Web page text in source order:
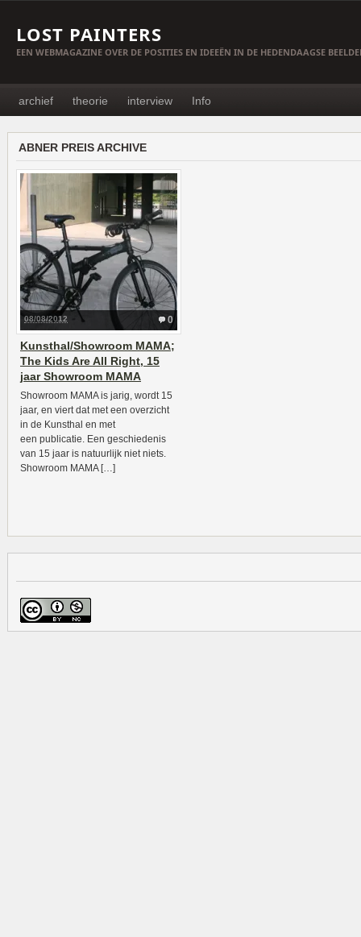
LOST PAINTERS
EEN WEBMAGAZINE OVER DE POSITIES EN IDEEËN IN DE HEDENDAAGSE
archief theorie interview Info
ABNER PREIS ARCHIVE
0
08/08/2012
Kunsthal/Showroom MAMA;
The Kids Are All Right, 15
jaar Showroom MAMA
Showroom MAMA is jarig, wordt 15
jaar, en viert dat met een overzicht
in de Kunsthal en met
een publicatie. Een geschiedenis
van 15 jaar is natuurlijk niet niets.
Showroom MAMA […]